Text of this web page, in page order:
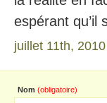
espérant qu’il
juillet 11th,
Nom (obligatoire)